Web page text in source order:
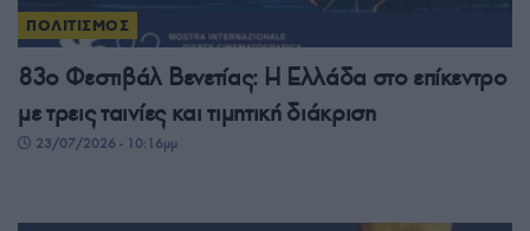
ΠΟΛΙΤΙΣΜΟΣ
83ο Φεστιβάλ Βενετίας: Η Ελλάδα στο επίκεντρο
με τρεις ταινίες και τιμητική διάκριση
23/07/2026 - 10:16μμ